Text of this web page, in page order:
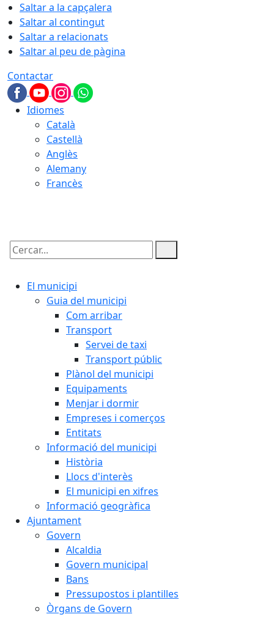
Saltar a la capçalera
Saltar al contingut
Saltar a relacionats
Saltar al peu de pàgina
Contactar
Idiomes
Català
Castellà
Anglès
Alemany
Francès
Cercar:
El municipi
Guia del municipi
Com arribar
Transport
Servei de taxi
Transport públic
Plànol del municipi
Equipaments
Menjar i dormir
Empreses i comerços
Entitats
Informació del municipi
Història
Llocs d'interès
El municipi en xifres
Informació geogràfica
Ajuntament
Govern
Alcaldia
Govern municipal
Bans
Pressupostos i plantilles
Òrgans de Govern